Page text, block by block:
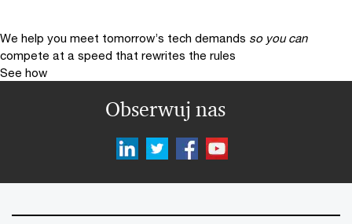
We help you meet tomorrow’s tech demands so you can
compete at a speed that rewrites the rules
See how
Obserwuj nas